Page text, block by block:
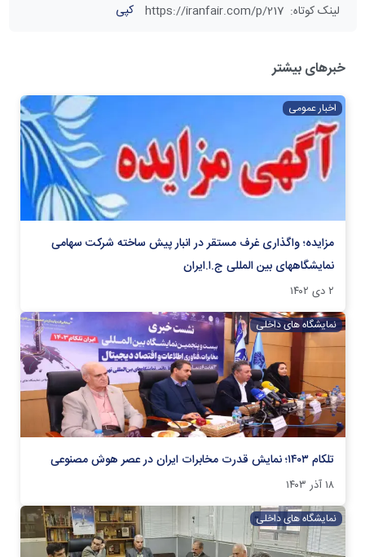
لینک کوتاه:
https://iranfair.com/p/217 کپی
خبرهای بیشتر
اخبار عمومی
مزایده؛ واگذاری غرف مستقر در انبار پیش ساخته شرکت سهامی
نمایشگاههای بین المللی ج.ا.ایران
۲ دی ۱۴۰۲
نمایشگاه های داخلی
تلکام ۱۴۰۳؛ نمایش قدرت مخابرات ایران در عصر هوش مصنوعی
۱۸ آذر ۱۴۰۳
نمایشگاه های داخلی